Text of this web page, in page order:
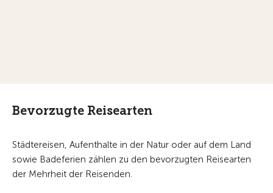
Bevorzugte Reisearten
Städtereisen, Aufenthalte in der Natur oder auf dem Land
sowie Badeferien zählen zu den bevorzugten Reisearten
der Mehrheit der Reisenden.